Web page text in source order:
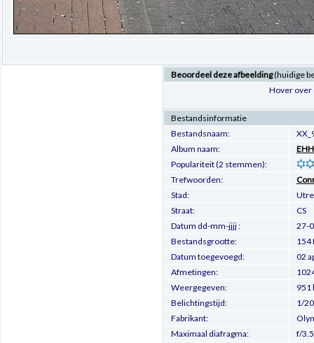
Beoordeel deze afbeelding(huidige
Hover over
Bestandsinformatie
Bestandsnaam:
Album naam:
Populariteit (2 stemmen):
Trefwoorden:
Stad:
Straat:
CS
Datum dd-mm-jjjj :
27-
Bestandsgrootte:
154
Datum toegevoegd:
02
Afmetingen:
Weergegeven:
951
Belichtingstijd:
1/
Fabrikant:
Maximaal diafragma:
f/3.5